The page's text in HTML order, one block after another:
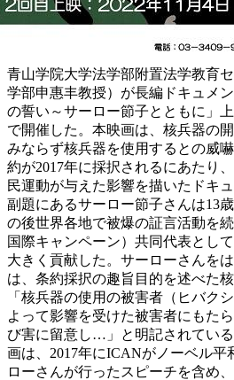
青山学院大学法学部附置法学教育
学部申惠丰教授）が長編ドキュメ
の誓い～サーロー節子とともに」
で開催した。本映画は、核兵器の
みならず核兵器を使用するとの威
約が2017年に採択されるにあたり
民運動が与えた影響を描いたドキ
副題にあるサーロー節子さんは13
の後世界各地で被爆の証言活動を
国際キャンペーン）共同代表とし
大きく貢献した。サーローさんを
は、条約採択の趣旨目的を述べた
「核兵器の使用の被害者（ヒバク
よって影響を受けた被害者にもた
び害に留意し…」と明記されてい
画は、2017年にICANがノーベル平
ローさんが行ったスピーチを含め